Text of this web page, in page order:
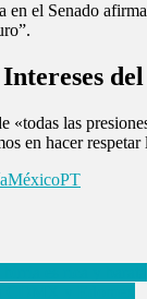
el Senado
«todas las
en hacer
MéxicoPT